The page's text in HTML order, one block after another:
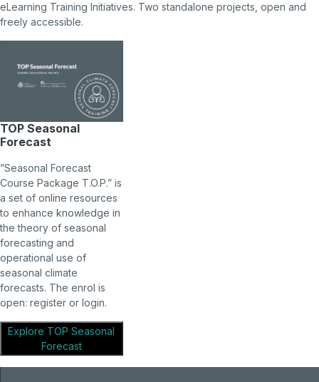
eLearning Training Initiatives. Two standalone projects, open and
freely accessible.
TOP Seasonal
Forecast
”Seasonal Forecast
Course Package T.O.P.” is
a set of online resources
to enhance knowledge in
the theory of seasonal
forecasting and
operational use of
seasonal climate
forecasts. The enrol is
open: register or login.
Explore TOP Seasonal
Forecast